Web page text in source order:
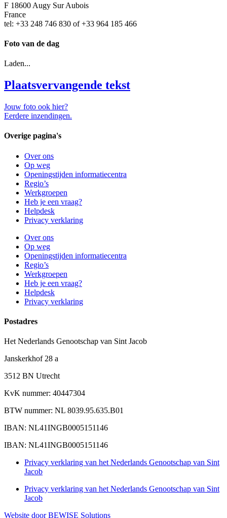
F 18600 Augy Sur Aubois
France
tel: +33 248 746 830 of +33 964 185 466
Foto van de dag
Laden...
Plaatsvervangende tekst
Jouw foto ook hier?
Eerdere inzendingen.
Overige pagina's
Over ons
Op weg
Openingstijden informatiecentra
Regio’s
Werkgroepen
Heb je een vraag?
Helpdesk
Privacy verklaring
Over ons
Op weg
Openingstijden informatiecentra
Regio’s
Werkgroepen
Heb je een vraag?
Helpdesk
Privacy verklaring
Postadres
Het Nederlands Genootschap van Sint Jacob
Janskerkhof 28 a
3512 BN Utrecht
KvK nummer: 40447304
BTW nummer: NL 8039.95.635.B01
IBAN: NL41INGB0005151146
IBAN: NL41INGB0005151146
Privacy verklaring van het Nederlands Genootschap van Sint
Jacob
Privacy verklaring van het Nederlands Genootschap van Sint
Jacob
Website door BEWISE Solutions